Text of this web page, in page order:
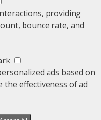
providing
bounce rate, and
ads based on
the effectiveness of ad